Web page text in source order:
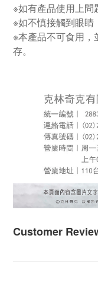
※如有產品使用上問
※如不慎接觸到眼睛
※本產品不可食用，
存。
Customer